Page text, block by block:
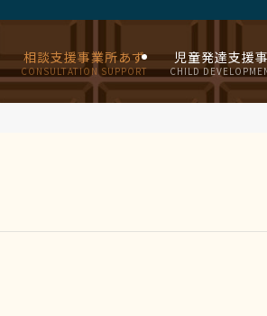
相談支援事業所あず
CONSULTATION SUPPORT
児童発達支援
CHILD